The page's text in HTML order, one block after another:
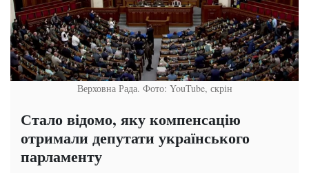
Верховна Рада. Фото: YouTube, скрін
Стало відомо, яку компенсацію
отримали депутати українського
парламенту